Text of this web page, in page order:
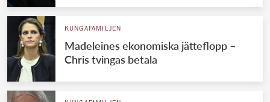
KUNGAFAMILJEN
Madeleines ekonomiska jätteflopp –
Chris tvingas betala